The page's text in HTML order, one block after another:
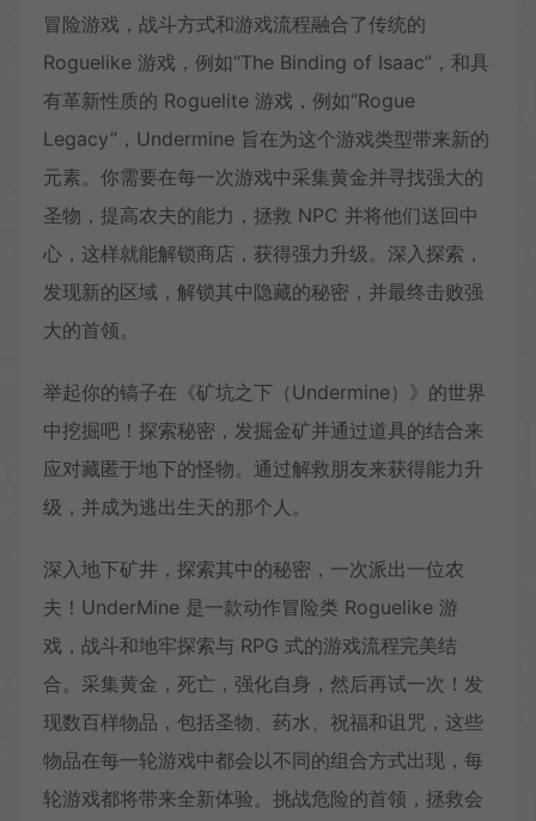
冒险游戏，战斗方式和游戏流程融合了传统的
Roguelike 游戏，例如“The Binding of Isaac”，和具
有革新性质的 Roguelite 游戏，例如“Rogue
Legacy”，Undermine 旨在为这个游戏类型带来新的
元素。你需要在每一次游戏中采集黄金并寻找强大的
圣物，提高农夫的能力，拯救 NPC 并将他们送回中
心，这样就能解锁商店，获得强力升级。深入探索，
发现新的区域，解锁其中隐藏的秘密，并最终击败强
大的首领。
举起你的镐子在《矿坑之下（Undermine）》的世界
中挖掘吧！探索秘密，发掘金矿并通过道具的结合来
应对藏匿于地下的怪物。通过解救朋友来获得能力升
级，并成为逃出生天的那个人。
深入地下矿井，探索其中的秘密，一次派出一位农
夫！UnderMine 是一款动作冒险类 Roguelike 游
戏，战斗和地牢探索与 RPG 式的游戏流程完美结
合。采集黄金，死亡，强化自身，然后再试一次！发
现数百样物品，包括圣物、药水、祝福和诅咒，这些
物品在每一轮游戏中都会以不同的组合方式出现，每
轮游戏都将带来全新体验。挑战危险的首领，拯救会